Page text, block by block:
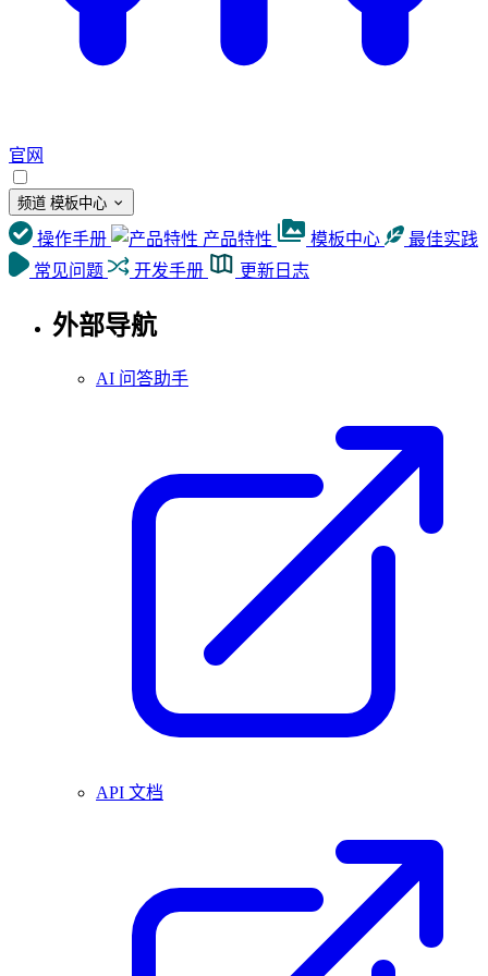
官网
频道 模板中心
操作手册 产品特性 模板中心
最佳实践
常见问题
开发手册 更新日志
外部导航
AI 问答助手
API 文档